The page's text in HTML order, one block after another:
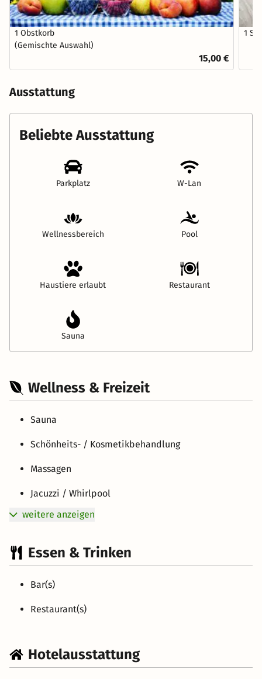
1 Obstkorb
(Gemischte Auswahl)
15,00 €
1
Ausstattung
Beliebte Ausstattung
Parkplatz W-Lan
Wellnessbereich Pool
Haustiere erlaubt Restaurant
Sauna
Wellness & Freizeit
Sauna
Schönheits- / Kosmetikbehandlung
Massagen
Jacuzzi / Whirlpool
weitere anzeigen
Essen & Trinken
Bar(s)
Restaurant(s)
Hotelausstattung